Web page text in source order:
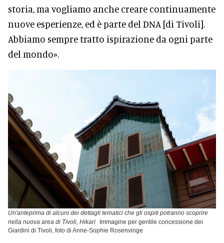
storia, ma vogliamo anche creare continuamente
nuove esperienze, ed è parte del DNA [di Tivoli].
Abbiamo sempre tratto ispirazione da ogni parte
del mondo».
Un'anteprima di alcuni dei dettagli tematici che gli ospiti potranno scoprire
nella nuova area di Tivoli, Hikari
Immagine per gentile concessione dei
Giardini di Tivoli, foto di Anne-Sophie Rosenvinge